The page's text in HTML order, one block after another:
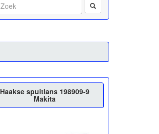
Haakse spuitlans 198909-9
Makita